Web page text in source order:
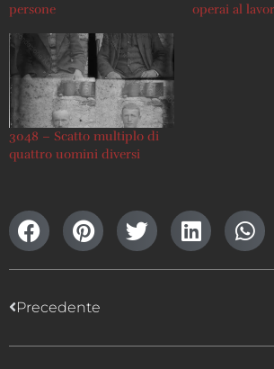
persone
operai al
3048 – Scatto multiplo di
quattro uomini diversi
Precedente